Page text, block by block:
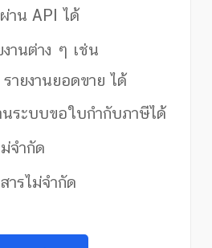
าน API ได้
านต่าง ๆ เช่น
ายงานยอดขาย ได้
นระบบขอใบกำกับภาษีได้
จำกัด
ารไม่จำกัด